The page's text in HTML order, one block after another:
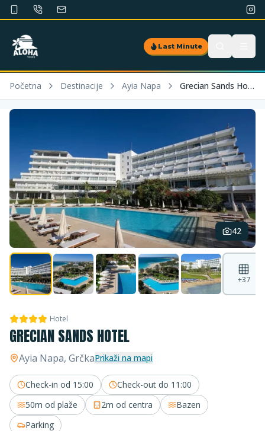
Last Minute
Početna Destinacije Ayia Napa Grecian Sands Hotel
42
+37
Hotel
GRECIAN SANDS HOTEL
Ayia Napa, GrčkaPrikaži na mapi
Check-in od 15:00 Check-out do 11:00
50m od plaže 2m od centra
Bazen
Parking